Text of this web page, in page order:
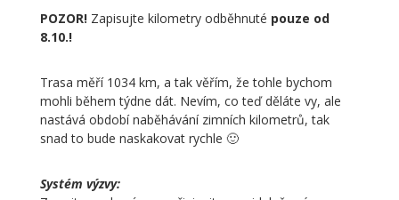
POZOR!Zapisujte kilometry odběhnuté pouze od
8.10.!
Trasa měří 1034 km, a tak věřím, že tohle bychom
mohli během týdne dát. Nevím, co teď děláte vy, ale
nastává období naběhávání zimních kilometrů, tak
snad to bude naskakovat rychle 🙂
Systém výzvy: